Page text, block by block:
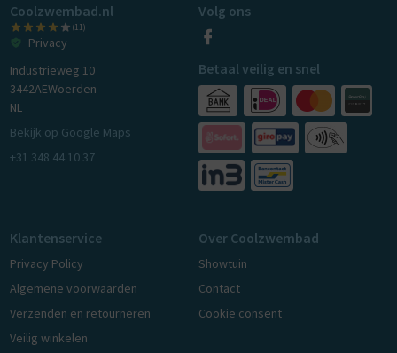
Coolzwembad.nl
(11)
Privacy
Industrieweg 10
3442AEWoerden
NL
Bekijk op Google Maps
+31 348 44 10 37
Volg ons
Betaal veilig en snel
Klantenservice
Privacy Policy
Algemene voorwaarden
Verzenden en retourneren
Veilig winkelen
Over Coolzwembad
Showtuin
Contact
Cookie consent